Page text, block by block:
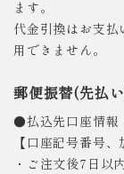
ます。
代金引換はお支
用できません。
郵便振替(先払
●払込先口座情報
【口座記号番号
・ご注文後7日以